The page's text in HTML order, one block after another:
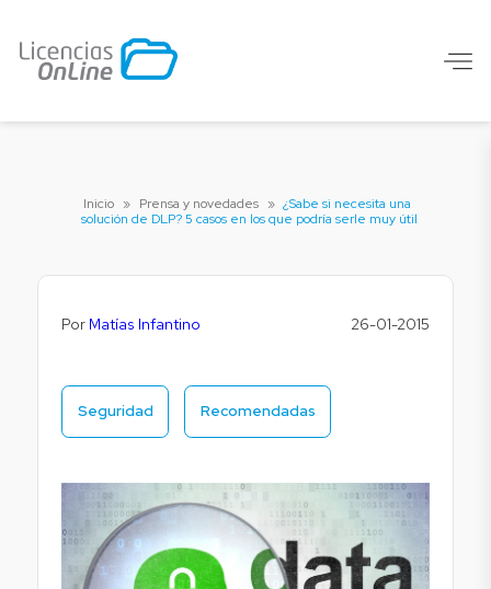
Inicio » Prensa y novedades » ¿Sabe si necesita una
solución de DLP? 5 casos en los que podría serle muy útil
Por Matías Infantino 26-01-2015
Seguridad Recomendadas